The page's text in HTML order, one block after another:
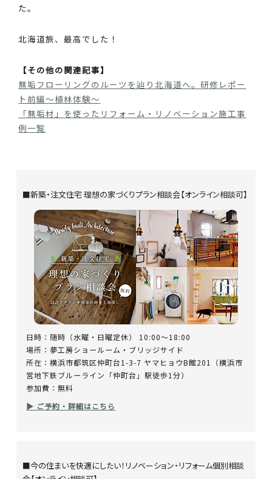
た。
北海道旅、最高でした！
【その他の関連記事】
無垢フローリングのルーツを辿り北海道へ。研修レポー
ト前編～植林体験～
「無垢材」を使ったリフォーム・リノベーション施工事
例一覧
■新築・注文住宅 理想の家づくりプラン相談会【オンライン相談可】
日時：随時（水曜・日曜定休） 10:00～18:00
場所：夢工房ショールーム・ブリッジサイド
所在：横浜市都筑区仲町台1-3-7 ヤマヒョウB館201（横浜市
営地下鉄ブルーライン「仲町台」駅徒歩1分）
参加費：無料
▶ ご予約・詳細はこちら
■今の住まいを快適にしたい！リノベーション・リフォーム個別相談